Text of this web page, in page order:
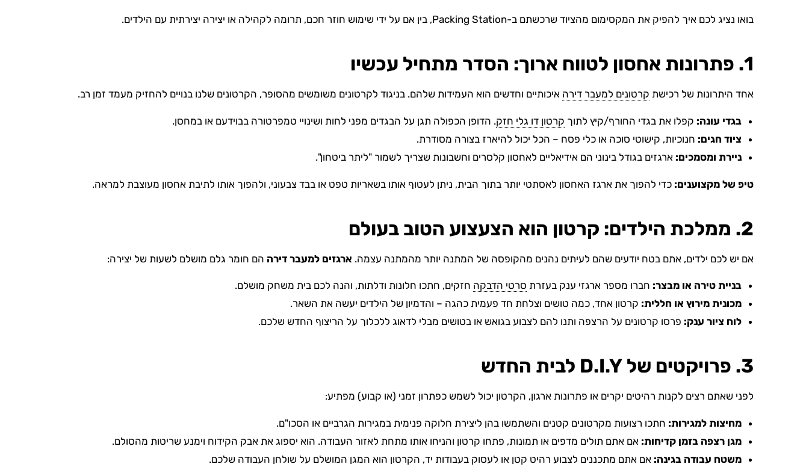
בואו נציג לכם איך להפיק את המקסימום מהציוד שרכשתם ב-Packing Station, בין אם על ידי שימוש חוזר חכם, תרומה לקהילה או יצירה יצירתית עם הילדים.
1. פתרונות אחסון לטווח ארוך: הסדר מתחיל עכשיו
אחד היתרונות של רכישת קרטונים למעבר דירה איכותיים וחדשים הוא העמידות שלהם. בניגוד לקרטונים משומשים מהסופר, הקרטונים שלנו בנויים להחזיק מעמד זמן רב.
בגדי עונה: קפלו את בגדי החורף/קיץ לתוך קרטון דו גלי חזק. הדופן הכפולה תגן על הבגדים מפני לחות ושינויי טמפרטורה בבוידעם או במחסן.
ציוד חגים: חנוכיות, קישוטי סוכה או כלי פסח – הכל יכול להיארז בצורה מסודרת.
ניירת ומסמכים: ארגזים בגודל בינוני הם אידיאליים לאחסון קלסרים וחשבונות שצריך לשמור "ליתר ביטחון".
טיפ של מקצוענים: כדי להפוך את ארגז האחסון לאסתטי יותר בתוך הבית, ניתן לעטוף אותו בשאריות טפט או בבד צבעוני, ולהפוך אותו לתיבת אחסון מעוצבת למראה.
2. ממלכת הילדים: קרטון הוא הצעצוע הטוב בעולם
אם יש לכם ילדים, אתם בטח יודעים שהם לעיתים נהנים מהקופסה של המתנה יותר מהמתנה עצמה. ארגזים למעבר דירה הם חומר גלם מושלם לשעות של יצירה:
בניית טירה או מבצר: חברו מספר ארגזי ענק בעזרת סרטי הדבקה חזקים, חתכו חלונות ודלתות, והנה לכם בית משחק מושלם.
מכונית מירוץ או חללית: קרטון אחד, כמה טושים וצלחת חד פעמית כהגה – והדמיון של הילדים יעשה את השאר.
לוח ציור ענק: פרסו קרטונים על הרצפה ותנו להם לצבוע בגואש או בטושים מבלי לדאוג ללכלוך על הריצוף החדש שלכם.
3. פרויקטים של D.I.Y לבית החדש
לפני שאתם רצים לקנות רהיטים יקרים או פתרונות ארגון, הקרטון יכול לשמש כפתרון זמני (או קבוע) מפתיע:
מחיצות למגירות: חתכו רצועות מקרטונים קטנים והשתמשו בהן ליצירת חלוקה פנימית במגירות הגרביים או הסכו"ם.
מגן רצפה בזמן קדיחות: אם אתם תולים מדפים או תמונות, פתחו קרטון והניחו אותו מתחת לאזור העבודה. הוא יספוג את אבק הקידוח וימנע שריטות מהסולם.
משטח עבודה בגינה: אם אתם מתכננים לצבוע רהיט קטן או לעסוק בעבודות יד, הקרטון הוא המגן המושלם על שולחן העבודה שלכם.